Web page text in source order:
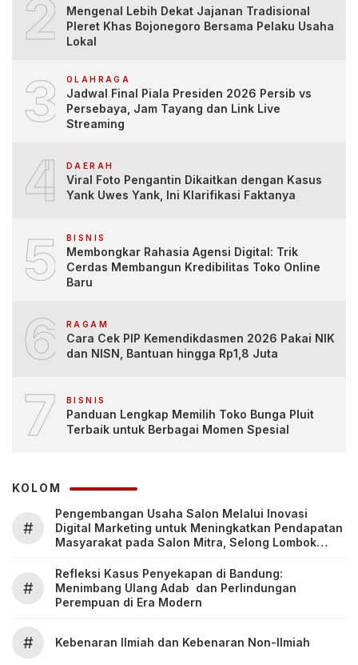
2
Mengenal Lebih Dekat Jajanan Tradisional
Pleret Khas Bojonegoro Bersama Pelaku Usaha
Lokal
3 OLAHRAGA
Jadwal Final Piala Presiden 2026 Persib vs
Persebaya, Jam Tayang dan Link Live
Streaming
4 DAERAH
Viral Foto Pengantin Dikaitkan dengan Kasus
Yank Uwes Yank, Ini Klarifikasi Faktanya
5 BISNIS
Membongkar Rahasia Agensi Digital: Trik
Cerdas Membangun Kredibilitas Toko Online
Baru
6 RAGAM
Cara Cek PIP Kemendikdasmen 2026 Pakai NIK
dan NISN, Bantuan hingga Rp1,8 Juta
7 BISNIS
Panduan Lengkap Memilih Toko Bunga Pluit
Terbaik untuk Berbagai Momen Spesial
KOLOM
#
Pengembangan Usaha Salon Melalui Inovasi
Digital Marketing untuk Meningkatkan Pendapatan
Masyarakat pada Salon Mitra, Selong Lombok
#
Refleksi Kasus Penyekapan di Bandung:
Menimbang Ulang Adab dan Perlindungan
Perempuan di Era Modern
# Kebenaran Ilmiah dan Kebenaran Non-Ilmiah